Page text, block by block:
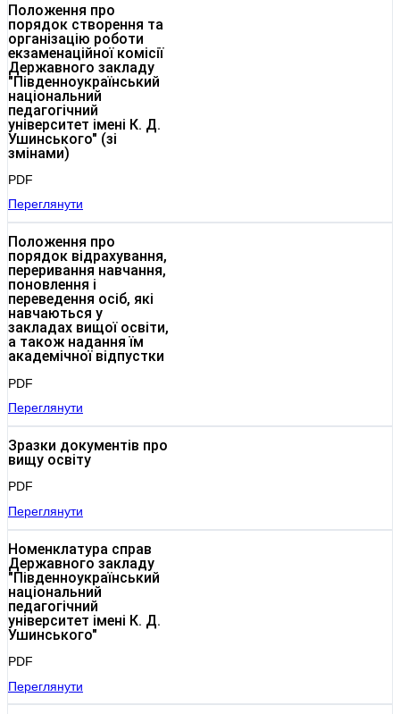
Положення про
порядок створення та
організацію роботи
екзаменаційної комісії
Державного закладу
"Південноукраїнський
національний
педагогічний
університет імені К. Д.
Ушинського" (зі
змінами)
PDF
Переглянути
Положення про
порядок відрахування,
переривання навчання,
поновлення і
переведення осіб, які
навчаються у
закладах вищої освіти,
а також надання їм
академічної відпустки
PDF
Переглянути
Зразки документів про
вищу освіту
PDF
Переглянути
Номенклатура справ
Державного закладу
"Південноукраїнський
національний
педагогічний
університет імені К. Д.
Ушинського"
PDF
Переглянути